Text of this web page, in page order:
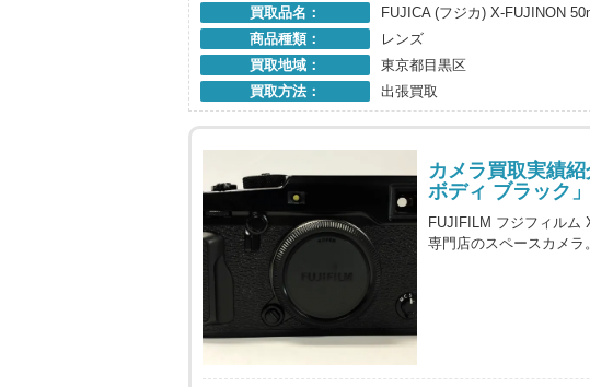
買取品名：
FUJICA (フジカ) X-FUJINON
商品種類：
レンズ
買取地域：
東京都目黒区
買取方法：
出張買取
カメラ買取実績
ボディ ブラック」
FUJIFILM フジフィルム
専門店のスペースカメ